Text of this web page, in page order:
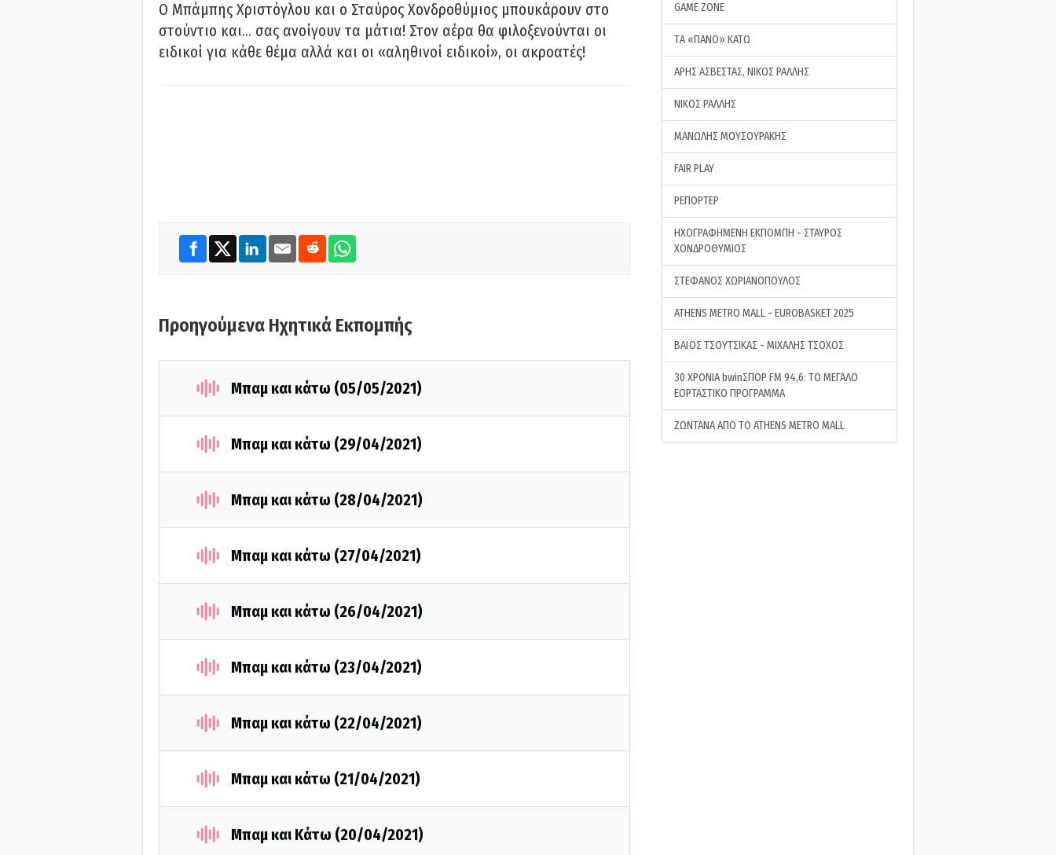
O Μπάμπης Χριστόγλου και ο Σταύρος Χονδροθύμιος μπουκάρουν στο
στούντιο και… σας ανοίγουν τα μάτια! Στον αέρα θα φιλοξενούνται οι
ειδικοί για κάθε θέμα αλλά και οι «αληθινοί ειδικοί», οι ακροατές!
Προηγούμενα Ηχητικά Εκπομπής
Μπαμ και κάτω (05/05/2021)
Μπαμ και κάτω (29/04/2021)
Μπαμ και κάτω (28/04/2021)
Μπαμ και κάτω (27/04/2021)
Μπαμ και κάτω (26/04/2021)
Μπαμ και κάτω (23/04/2021)
Μπαμ και κάτω (22/04/2021)
Μπαμ και κάτω (21/04/2021)
Μπαμ και Κάτω (20/04/2021)
GAME ZONE
ΤA «ΠΑΝΟ» ΚΑΤΩ
ΑΡΗΣ ΑΣΒΕΣΤΑΣ, ΝΙΚΟΣ ΡΑΛΛΗΣ
ΝΙΚΟΣ ΡΑΛΛΗΣ
ΜΑΝΩΛΗΣ ΜΟΥΣΟΥΡΑΚΗΣ
FAIR PLAY
ΡΕΠΟΡΤΕΡ
ΗΧΟΓΡΑΦΗΜΕΝΗ ΕΚΠΟΜΠΗ - ΣΤΑΥΡΟΣ
ΧΟΝΔΡΟΘΥΜΙΟΣ
ΣΤΕΦΑΝΟΣ ΧΩΡΙΑΝΟΠΟΥΛΟΣ
ATHENS METRO MALL - EUROBASKET 2025
ΒΑΪΟΣ ΤΣΟΥΤΣΙΚΑΣ - ΜΙΧΑΛΗΣ ΤΣΟΧΟΣ
30 ΧΡΟΝΙΑ bwinΣΠΟΡ FM 94,6: ΤΟ ΜΕΓΑΛΟ
ΕΟΡΤΑΣΤΙΚΟ ΠΡΟΓΡΑΜΜΑ
ΖΩΝΤΑΝΑ ΑΠΟ ΤΟ ATHENS METRO MALL